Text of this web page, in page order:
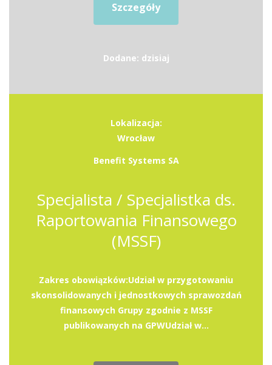
Szczegóły
Dodane: dzisiaj
Lokalizacja:
Wrocław
Benefit Systems SA
Specjalista / Specjalistka ds.
Raportowania Finansowego
(MSSF)
Zakres obowiązków:Udział w przygotowaniu
skonsolidowanych i jednostkowych sprawozdań
finansowych Grupy zgodnie z MSSF
publikowanych na GPWUdział w...